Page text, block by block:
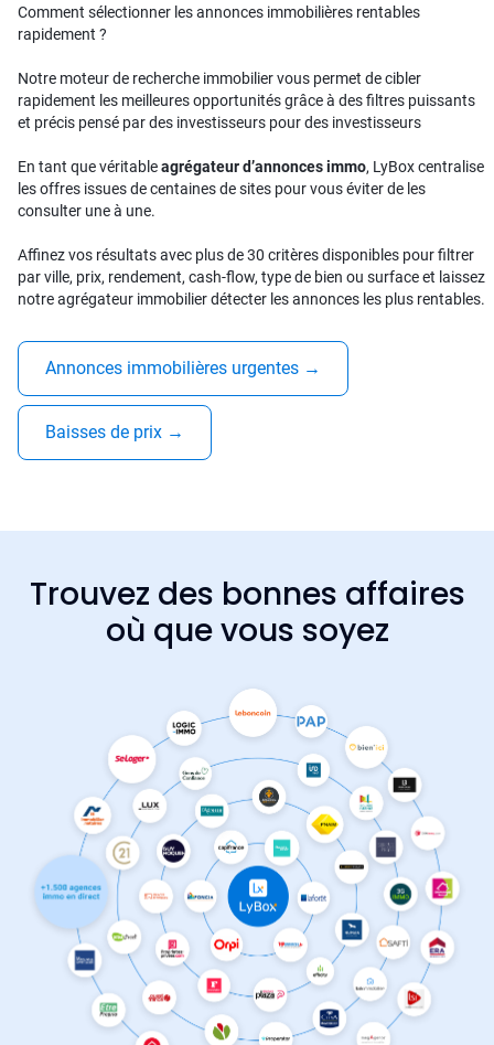
Comment sélectionner les annonces immobilières rentables
rapidement ?
Notre moteur de recherche immobilier vous permet de cibler
rapidement les meilleures opportunités grâce à des filtres puissants
et précis pensé par des investisseurs pour des investisseurs
En tant que véritableagrégateur d’annonces immo, LyBox centralise
les offres issues de centaines de sites pour vous éviter de les
consulter une à une.
Affinez vos résultats avec plus de 30 critères disponibles pour filtrer
par ville, prix, rendement, cash-flow, type de bien ou surface et laissez
notre agrégateur immobilier détecter les annonces les plus rentables.
Annonces immobilières urgentes →
Baisses de prix →
Trouvez des bonnes affaires
où que vous soyez